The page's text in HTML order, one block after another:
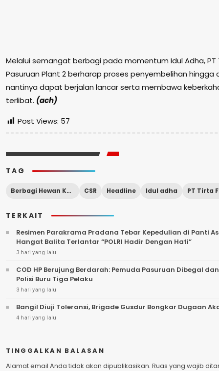
Melalui semangat berbagi pada momentum Idul Adha, PT
Pasuruan Plant 2 berharap proses penyembelihan hingga
nantinya dapat berjalan lancar serta membawa
terlibat. (ach)
Post Views: 57
TAG
Berbagi Hewan Kurban CSR Headline Idul adha
TERKAIT
Resimen Parakrama Pradana Tebar Kepedulian di Panti
Hangat Balita Terlantar “POLRI Hadir Dengan Hati”
3 hari yang lalu
COD HP Berujung Berdarah: Pemuda Pasuruan Dibegal
Polisi Buru Tiga Pelaku
3 hari yang lalu
Bangil Diuji Toleransi, Brigade Gusdur Bongkar Dugaan
4 hari yang lalu
TINGGALKAN BALASAN
Alamat email Anda tidak akan dipublikasikan. Ruas yang wajib